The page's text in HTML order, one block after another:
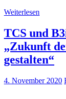
Weiterlesen
TCS und
„Zukunft
gestalten“
4. November 2020